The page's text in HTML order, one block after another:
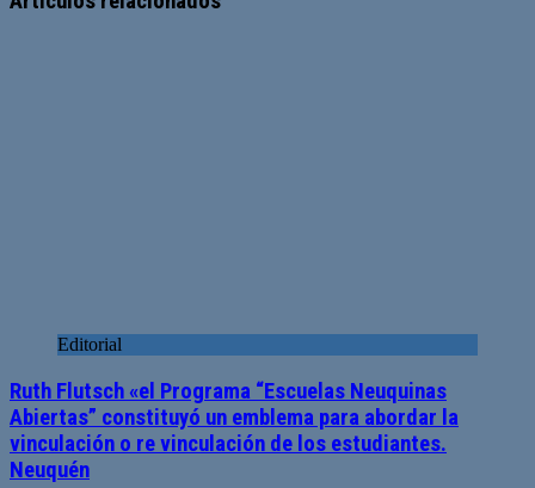
Editorial
Ruth Flutsch «el Programa “Escuelas Neuquinas
Abiertas” constituyó un emblema para abordar la
vinculación o re vinculación de los estudiantes.
Neuquén